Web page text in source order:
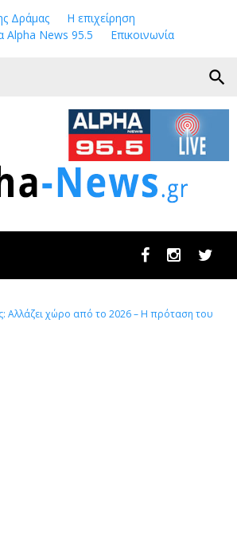
Δράμας
Η επιχείρηση
Alpha News 95.5
Επικοινωνία
search
FacebookInstagram
Αλλάζει χώρο από το 2026 – Η πρόταση του